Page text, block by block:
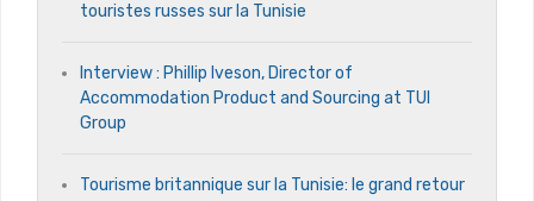
touristes russes sur la Tunisie
Interview : Phillip Iveson, Director of
Accommodation Product and Sourcing at TUI
Group
Tourisme britannique sur la Tunisie: le grand retour